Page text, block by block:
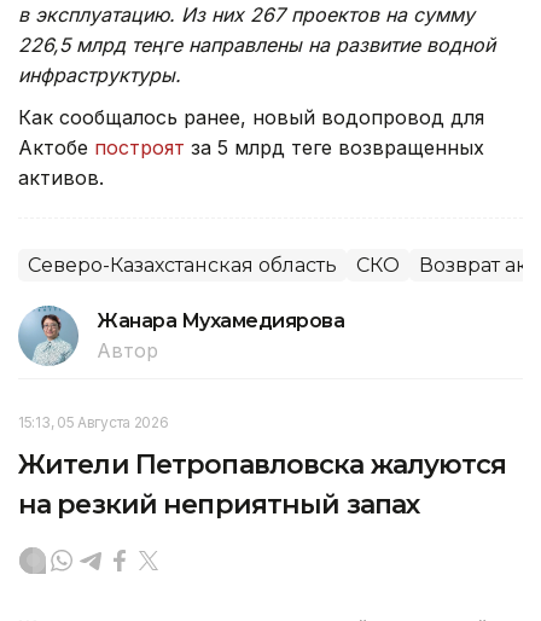
в эксплуатацию. Из них 267 проектов на сумму
226,5 млрд теңге направлены на развитие водной
инфраструктуры.
Как сообщалось ранее, новый водопровод для
Актобе построят за 5 млрд теңге возвращенных
активов.
Северо-Казахстанская область СКО Возврат
Жанара Мухамедиярова
Автор
15:13, 05 Августа 2026
Жители Петропавловска жалуются
на резкий неприятный запах